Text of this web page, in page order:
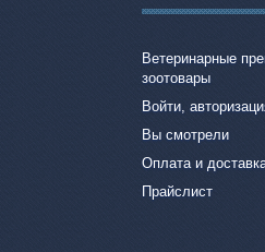
Ветеринарные
зоотовары
Войти,
Вы смотрели
Оплата и
Прайслист